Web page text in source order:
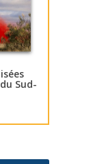
Sud-